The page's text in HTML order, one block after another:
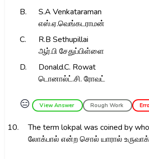
B.
S.A Venkataraman
எஸ்.ஏ.வெங்கடராமன்
C.
R.B Sethupillai
ஆர்.பி சேதுப்பிள்ளை
D.
Donald.C. Rowat
டொனால்ட்.சி. ரோவட்
😑 View Answer Rough Work
10.
The term lokpal was coined by
லோக்பால் என்ற சொல் யாரால்